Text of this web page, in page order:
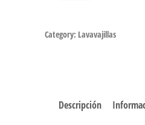
Category: Lavavajillas
Descripción